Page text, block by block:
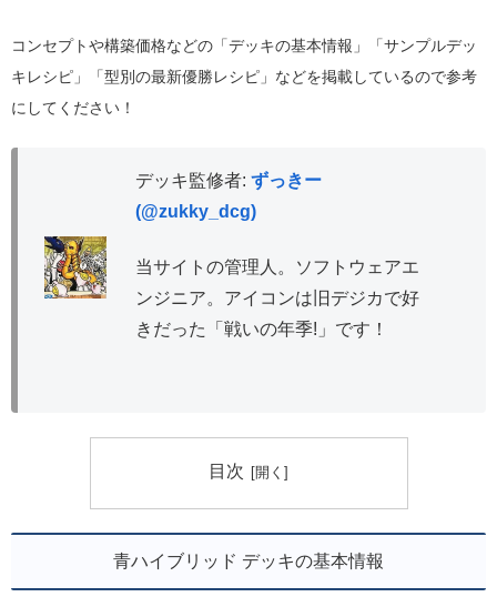
コンセプトや構築価格などの「デッキの基本情報」「サンプルデッ
キレシピ」「型別の最新優勝レシピ」などを掲載しているので参考
にしてください！
デッキ監修者: ずっきー
(@zukky_dcg)
当サイトの管理人。ソフトウェアエ
ンジニア。アイコンは旧デジカで好
きだった「戦いの年季!」です！
目次
青ハイブリッド デッキの基本情報